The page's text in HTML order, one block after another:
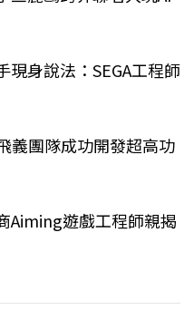
身說法：SEGA工程師
義團隊成功開發超高功
Aiming遊戲工程師親揭